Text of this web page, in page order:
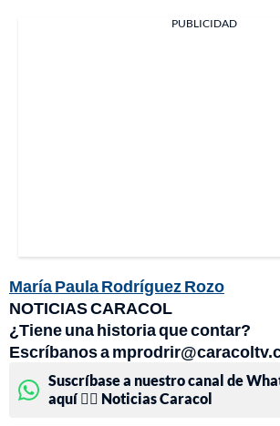
PUBLICIDAD
María Paula Rodríguez Rozo
NOTICIAS CARACOL
¿Tiene una historia que contar?
Escríbanos a
Suscríbase a nuestro canal de
aquí 👉🏻 Noticias Caracol